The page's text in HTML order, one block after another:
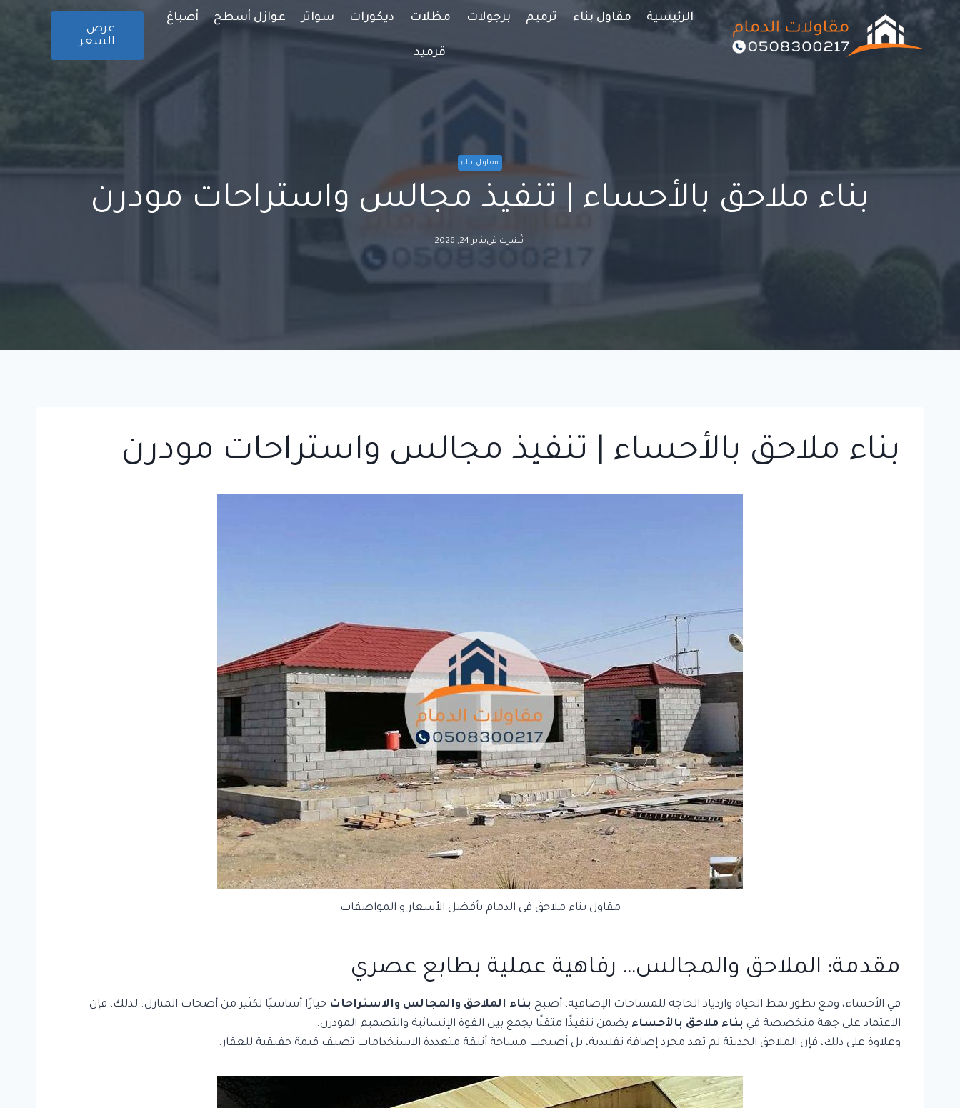
التجاوز
المحتوى
الرئيسية مقاول بناء ترميم برجولات مظلات ديكورات سواتر عوازل أسطح أصباغ
قرميد
عرض
السعر
مقاول بناء
بناء ملاحق بالأحساء | تنفيذ مجالس واستراحات مودرن
نُشرت فييناير 24, 2026
بناء ملاحق بالأحساء | تنفيذ مجالس واستراحات مودرن
مقاول بناء ملاحق في الدمام بأفضل الأسعار و المواصفات
مقدمة: الملاحق والمجالس… رفاهية عملية بطابع عصري
في الأحساء، ومع تطور نمط الحياة وازدياد الحاجة للمساحات الإضافية، أصبح بناء الملاحق والمجالس والاستراحات خيارًا أساسيًا لكثير من أصحاب المنازل. لذلك، فإن
الاعتماد على جهة متخصصة في بناء ملاحق بالأحساء يضمن تنفيذًا متقنًا يجمع بين القوة الإنشائية والتصميم المودرن.
وعلاوة على ذلك، فإن الملاحق الحديثة لم تعد مجرد إضافة تقليدية، بل أصبحت مساحة أنيقة متعددة الاستخدامات تضيف قيمة حقيقية للعقار.